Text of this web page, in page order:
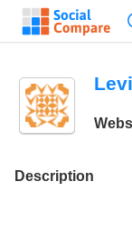
Levi
Description